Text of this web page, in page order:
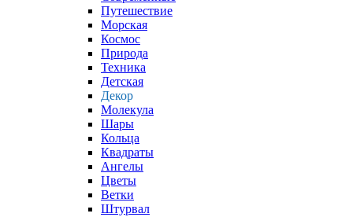
Путешествие
Морская
Космос
Природа
Техника
Детская
Декор
Молекула
Шары
Кольца
Квадраты
Ангелы
Цветы
Ветки
Штурвал